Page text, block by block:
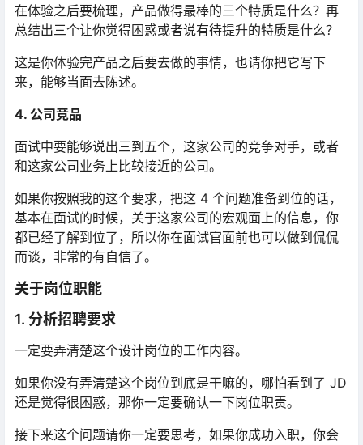
在体验之后要梳理，产品做得最棒的三个特质是什么？再
总结出三个让你觉得困惑或者说有待提升的特质是什么？
这是你体验完产品之后要去做的事情，也请你把它写下
来，能够当面去陈述。
4. 公司竞品
面试中要能够说出三到五个，这家公司的竞争对手，或者
和这家公司业务上比较接近的公司。
如果你按照我的这个要求，把这 4 个问题准备到位的话，
基本在面试的时候，关于这家公司的宏观面上的信息，你
都已经了解到位了，所以你在面试官面前也可以做到侃侃
而谈，非常的有自信了。
关于岗位职能
1. 分析招聘要求
一定要弄清楚这个设计岗位的工作内容。
如果你没有弄清楚这个岗位到底是干嘛的，哪怕看到了 JD
还是觉得很困惑，那你一定要确认一下岗位职责。
接下来这个问题请你一定要思考，如果你成功入职，你会